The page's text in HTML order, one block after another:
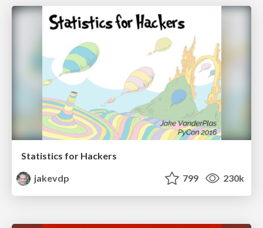
Statistics for Hackers
jakevdp
799 230k